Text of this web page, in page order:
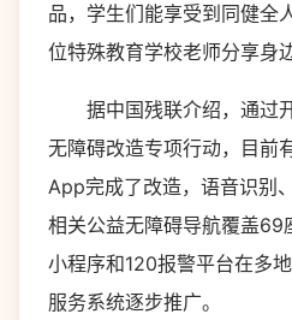
品，学生们能享受到同健全
位特殊教育学校老师分享身
据中国残联介绍，通过
无障碍改造专项行动，目前
App完成了改造，语音识别
相关公益无障碍导航覆盖69
小程序和120报警平台在多
服务系统逐步推广。